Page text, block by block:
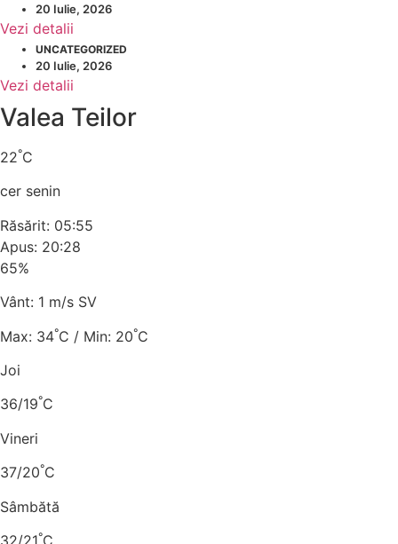
20 Iulie, 2026
Vezi detalii
UNCATEGORIZED
20 Iulie, 2026
Vezi detalii
Valea Teilor
22°C
cer senin
Răsărit: 05:55
Apus: 20:28
65%
Vânt: 1 m/s SV
Max: 34°C / Min: 20°C
Joi
36/19°C
Vineri
37/20°C
Sâmbătă
32/21°C